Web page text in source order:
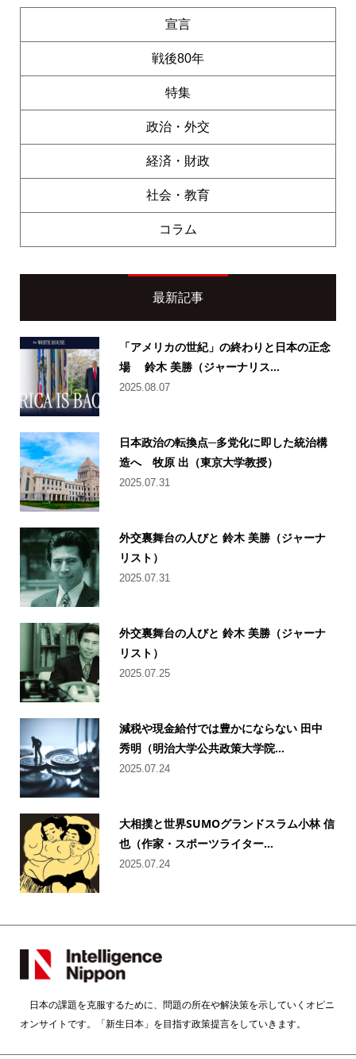
宣言
戦後80年
特集
政治・外交
経済・財政
社会・教育
コラム
最新記事
「アメリカの世紀」の終わりと日本の正念
場 鈴木 美勝（ジャーナリス...
2025.08.07
日本政治の転換点─多党化に即した統治構
造へ 牧原 出（東京大学教授）
2025.07.31
外交裏舞台の人びと 鈴木 美勝（ジャーナ
リスト）
2025.07.31
外交裏舞台の人びと 鈴木 美勝（ジャーナ
リスト）
2025.07.25
減税や現金給付では豊かにならない 田中
秀明（明治大学公共政策大学院...
2025.07.24
大相撲と世界SUMOグランドスラム小林 信
也（作家・スポーツライター...
2025.07.24
日本の課題を克服するために、問題の所在や解決策を示していくオピニ
オンサイトです。「新生日本」を目指す政策提言をしていきます。